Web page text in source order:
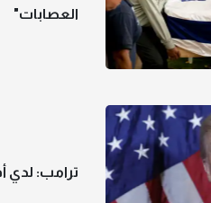
العصابات"
ترامب: لدي